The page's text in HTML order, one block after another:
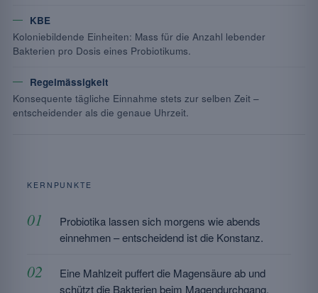
KBE
Koloniebildende Einheiten: Mass für die Anzahl lebender
Bakterien pro Dosis eines Probiotikums.
Regelmässigkeit
Konsequente tägliche Einnahme stets zur selben Zeit –
entscheidender als die genaue Uhrzeit.
KERNPUNKTE
Probiotika lassen sich morgens wie abends
einnehmen – entscheidend ist die Konstanz.
Eine Mahlzeit puffert die Magensäure ab und
schützt die Bakterien beim Magendurchgang.